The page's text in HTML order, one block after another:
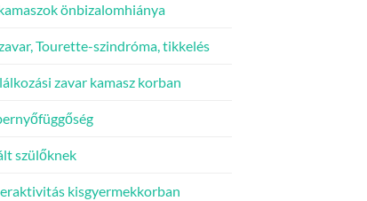
önbizalomhiánya
Tourette-szindróma, tikkelés
zavar kamasz korban
szülőknek
kisgyermekkorban